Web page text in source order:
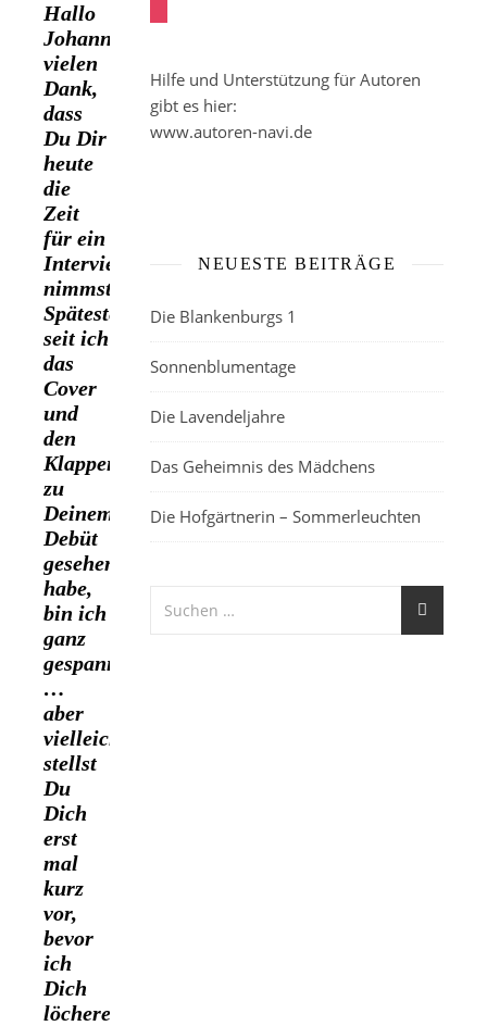
Hallo
Johanna,
vielen
Dank,
dass
Du Dir
heute
die
Zeit
für ein
Interview
nimmst.
Spätestens
seit ich
das
Cover
und
den
Klappentext
zu
Deinem
Debüt
gesehen
habe,
bin ich
ganz
gespannt
…
aber
vielleicht
stellst
Du
Dich
erst
mal
kurz
vor,
bevor
ich
Dich
löchere.
Hilfe und Unterstützung für Autoren
gibt es hier:
www.autoren-navi.de
NEUESTE BEITRÄGE
Die Blankenburgs 1
Sonnenblumentage
Die Lavendeljahre
Das Geheimnis des Mädchens
Die Hofgärtnerin – Sommerleuchten